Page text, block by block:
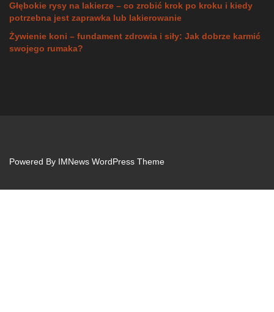
Głębokie rysy na lakierze – co zrobić krok po kroku i kiedy
potrzebna jest zaprawka lub lakierowanie
Żywienie koni – fundament zdrowia i siły: Jak dobrze karmić
swojego rumaka?
Powered By IMNews WordPress Theme